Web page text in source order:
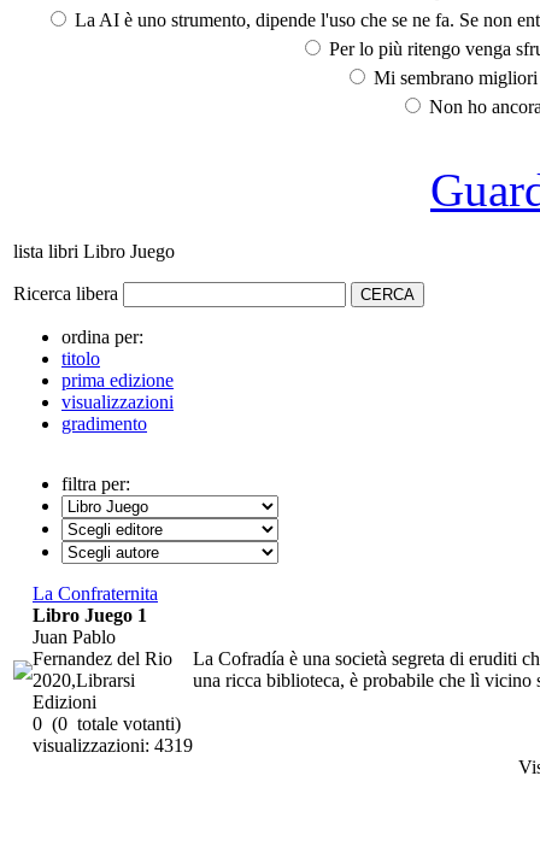
La AI è uno strumento, dipende l'uso che se ne fa. Se non
Per lo più ritengo venga
Mi sembrano
Non ho
lista libri Libro Juego
Ricerca libera
ordina per:
titolo
prima edizione
visualizzazioni
gradimento
filtra per:
La Confraternita
La Cofradía è una società segreta di eruditi
una ricca biblioteca, è probabile che lì vicino
Libro Juego 1
Juan Pablo
Fernandez del Rio
2020,Librarsi
Edizioni
0 (0 totale votanti)
visualizzazioni: 4319